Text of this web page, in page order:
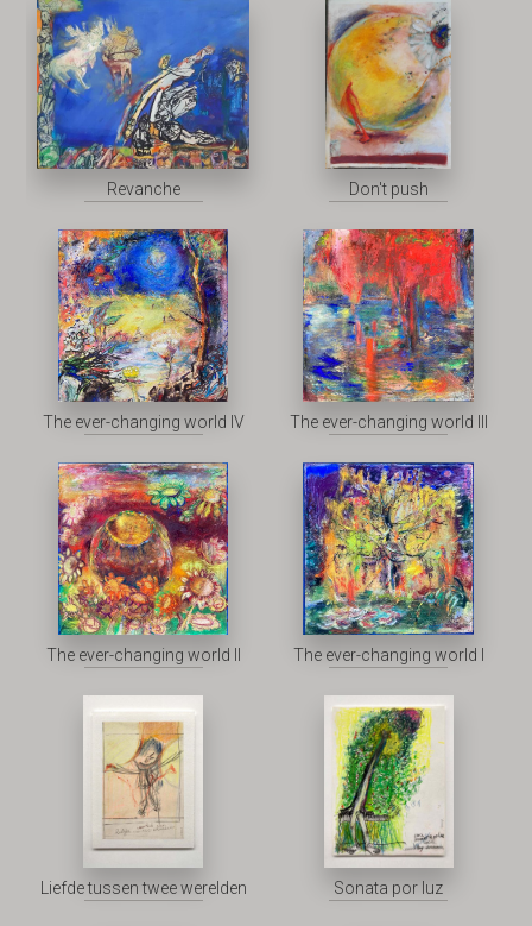
Revanche Don't push
The ever-changing world IV The ever-changing world III
The ever-changing world II The ever-changing world I
Liefde tussen twee werelden Sonata por luz